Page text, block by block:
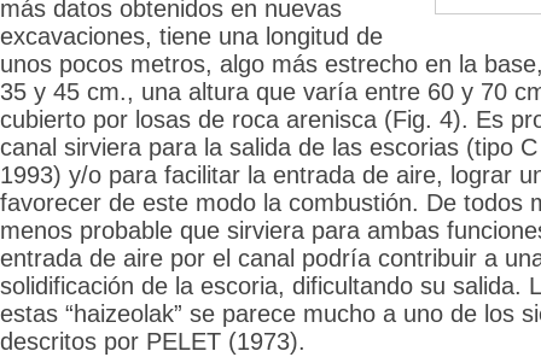
más datos obtenidos en nuevas
excavaciones, tiene una longitud de
unos pocos metros, algo más estrecho en la
35 y 45 cm., una altura que varía entre 60 y 70
cubierto por losas de roca arenisca (Fig. 4). Es
canal sirviera para la salida de las escorias (tipo
1993) y/o para facilitar la entrada de aire, lograr
favorecer de este modo la combustión. De todos
menos probable que sirviera para ambas
entrada de aire por el canal podría contribuir a
solidificación de la escoria, dificultando su salida.
estas “haizeolak” se parece mucho a uno de los
descritos por PELET (1973).